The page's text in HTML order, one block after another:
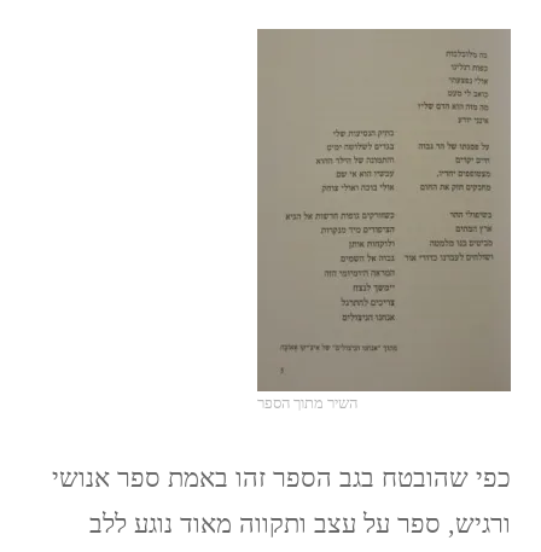
השיר מתוך הספר
כפי שהובטח בגב הספר זהו באמת ספר אנושי
ורגיש, ספר על עצב ותקווה מאוד נוגע ללב